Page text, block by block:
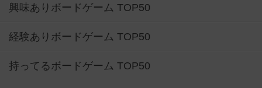
興味ありボードゲーム TOP50
経験ありボードゲーム TOP50
持ってるボードゲーム TOP50